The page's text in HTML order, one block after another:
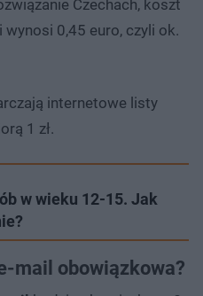
Czechach, koszt
0,45 euro, czyli ok.
internetowe listy
1 zł.
w wieku 12-15. Jak
mail obowiązkowa?